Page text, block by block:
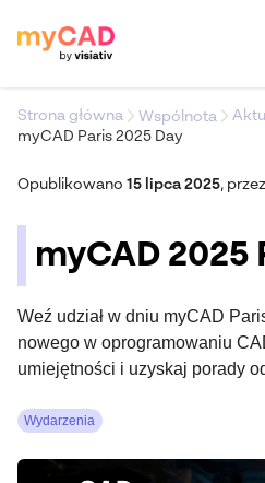
Strona główna Wspólnota
myCAD Paris 2025 Day
Opublikowano 15 lipca 2025, przez
myCAD 2025
Weź udział w dniu myCAD
nowego w oprogramowaniu
umiejętności i uzyskaj porady
Wydarzenia